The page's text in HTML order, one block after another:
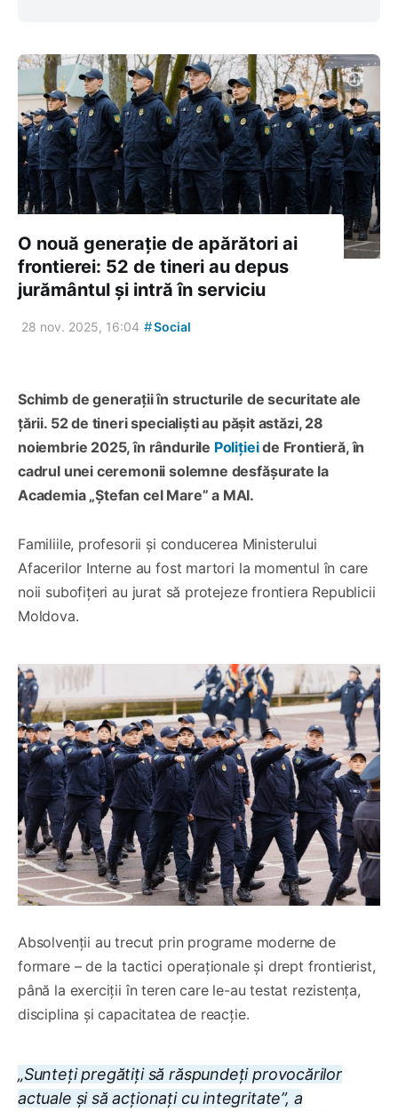
O nouă generație de apărători ai
frontierei: 52 de tineri au depus
jurământul și intră în serviciu
28 nov. 2025, 16:04 #Social
Schimb de generații în structurile de securitate ale
țării. 52 de tineri specialiști au pășit astăzi, 28
noiembrie 2025, în rândurile Polițieide Frontieră, în
cadrul unei ceremonii solemne desfășurate la
Academia „Ștefan cel Mare” a MAI.
Familiile, profesorii și conducerea Ministerului
Afacerilor Interne au fost martori la momentul în care
noii subofițeri au jurat să protejeze frontiera Republicii
Moldova.
Absolvenții au trecut prin programe moderne de
formare – de la tactici operaționale și drept frontierist,
până la exerciții în teren care le-au testat rezistența,
disciplina și capacitatea de reacție.
„Sunteți pregătiți să răspundeți provocărilor
actuale și să acționați cu integritate”, a